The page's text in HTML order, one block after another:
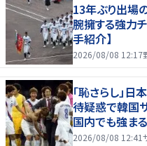
13年ぶり出場
腕擁する強力
手紹介】
2026/08/08 12:17
「恥さらし」
待疑惑で韓国
国内でも強ま
とになる」
2026/08/08 12:41